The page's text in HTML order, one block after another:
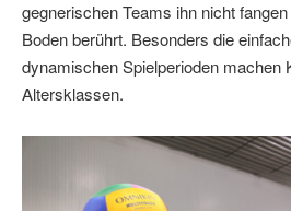
gegnerischen Teams ihn nicht
Boden berührt. Besonders die
dynamischen Spielperioden machen
Altersklassen.